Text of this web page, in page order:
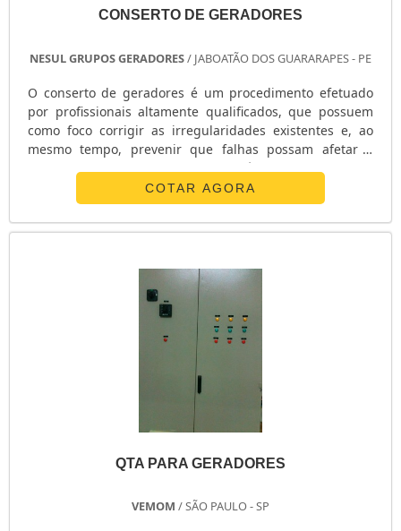
CONSERTO DE GERADORES
NESUL GRUPOS GERADORES/ JABOATÃO DOS GUARARAPES - PE
O conserto de geradores é um procedimento efetuado
por profissionais altamente qualificados, que possuem
como foco corrigir as irregularidades existentes e, ao
mesmo tempo, prevenir que falhas possam afetar o
desempenho do gerador. Por isso, é essencial o uso de
materiais e acessórios de primeira linha.DETALHES
SOBRE OS GERADORES É importante ressaltar que a
assistência prestada aos geradores é ideal para que eles
COTAR AGORA
QTA PARA GERADORES
VEMOM / SÃO PAULO - SP